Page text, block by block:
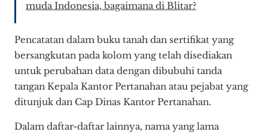
muda Indonesia, bagaimana di Blitar?
Pencatatan dalam buku tanah dan sertifikat yang
bersangkutan pada kolom yang telah disediakan
untuk perubahan data dengan dibubuhi tanda
tangan Kepala Kantor Pertanahan atau pejabat yang
ditunjuk dan Cap Dinas Kantor Pertanahan.
Dalam daftar-daftar lainnya, nama yang lama